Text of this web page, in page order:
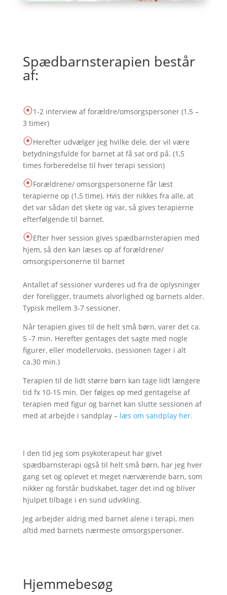
Spædbarnsterapien består
af:
⦿1-2 interview af forældre/omsorgspersoner (1,5 –
3 timer)
⦿Herefter udvælger jeg hvilke dele, der vil være
betydningsfulde for barnet at få sat ord på. (1,5
times forberedelse til hver terapi session)
⦿Forældrene/ omsorgspersonerne får læst
terapierne op (1,5 time). Hvis der nikkes fra alle, at
det var sådan det skete og var, så gives terapierne
efterfølgende til barnet.
⦿Efter hver session gives spædbarnsterapien med
hjem, så den kan læses op af forældrene/
omsorgspersonerne til barnet
Antallet af sessioner vurderes ud fra de oplysninger
der foreligger, traumets alvorlighed og barnets alder.
Typisk mellem 3-7 sessioner.
Når terapien gives til de helt små børn, varer det ca.
5 -7 min. Herefter gentages det sagte med nogle
figurer, eller modellervoks. (sessionen tager i alt
ca.30 min.)
Terapien til de lidt større børn kan tage lidt længere
tid fx 10-15 min. Der følges op med gentagelse af
terapien med figur og barnet kan slutte sessionen af
med at arbejde i sandplay – læs om sandplay her.
I den tid jeg som psykoterapeut har givet
spædbarnsterapi også til helt små børn, har jeg hver
gang set og oplevet et meget nærværende barn, som
nikker og forstår budskabet, tager det ind og bliver
hjulpet tilbage i en sund udvikling.
Jeg arbejder aldrig med barnet alene i terapi, men
altid med barnets nærmeste omsorgspersoner.
Hjemmebesøg